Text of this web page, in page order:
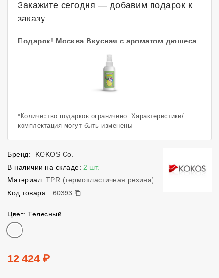
Закажите сегодня — добавим подарок к
заказу
Подарок! Москва Вкусная с ароматом дюшеса
*Количество подарков ограничено. Характеристики/
комплектация могут быть изменены
Бренд:
KOKOS Co.
В наличии на складе: 2 шт.
Материал: TPR (термопластичная резина)
Код товара:
60393
60393
Цвет: Телесный
Цвет
Цена
12 424 ₽